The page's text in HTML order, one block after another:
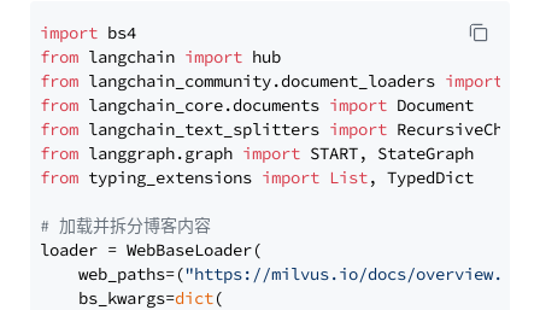
import
from langchain import
from langchain_community.document_loaders import
from langchain_core.documents import
from langchain_text_splitters import
from langgraph.graph import
from typing_extensions import List, TypedDict
# 加载并拆分博客内容
loader = WebBaseLoader(
    web_paths=(
"https://milvus.io/docs/overview.md"
    bs_kwargs=
dict(